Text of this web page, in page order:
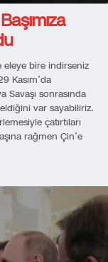
eleye bire indirseniz
Kasım’da
sonrasında
var sayabiliriz.
çatırtıları
rağmen Çin’e